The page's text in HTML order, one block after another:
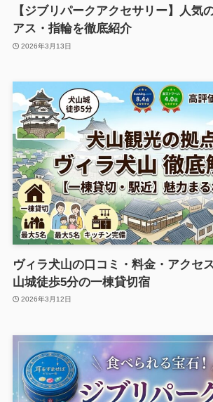
【ジブリパークアクセサリー】人気
アス・指輪を徹底紹介
2026年3月13日
ヴィラ犬山の口コミ・料金・アクセ
山城徒歩5分の一棟貸切宿
2026年3月12日